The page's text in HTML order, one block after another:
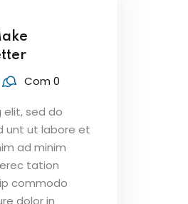
Com 0
sed do
unt ut labore et
ad minim
tation
commodo
dolor in